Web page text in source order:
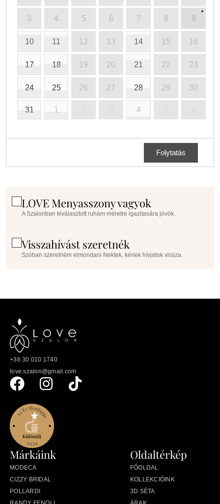
3 4 5 6 7 8 9
10 11 12 13 14 15 16
17 18 19 20 21 22 23
24 25 26 27 28 29 30
31 1 4
Folytatás
LOVE Menyasszony vagyok
A Szalonban kiválasztott ruhám méretre igazitasára jövök.
Visszahívást szeretnék
Szóban szeretném elmondani Nektek, kérlek hívjatok vissza.
+36 30 010 1740
love.szalon@gmail.com
Oldaltérkép
FŐOLDAL
KOLLEKCIÓINK
3D SÉTA
Márkáink
MODECA
CIZZY BRIDAL
POLLARDI